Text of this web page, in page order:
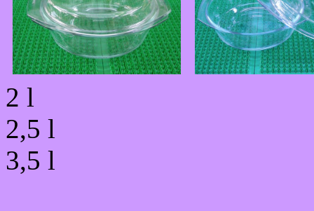
2 l
2,5 l
3,5 l